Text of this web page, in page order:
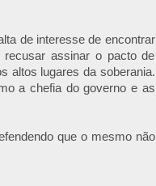
de interesse de encontrar
assinar o pacto de
altos lugares da soberania.
a chefia do governo e as
que o mesmo não